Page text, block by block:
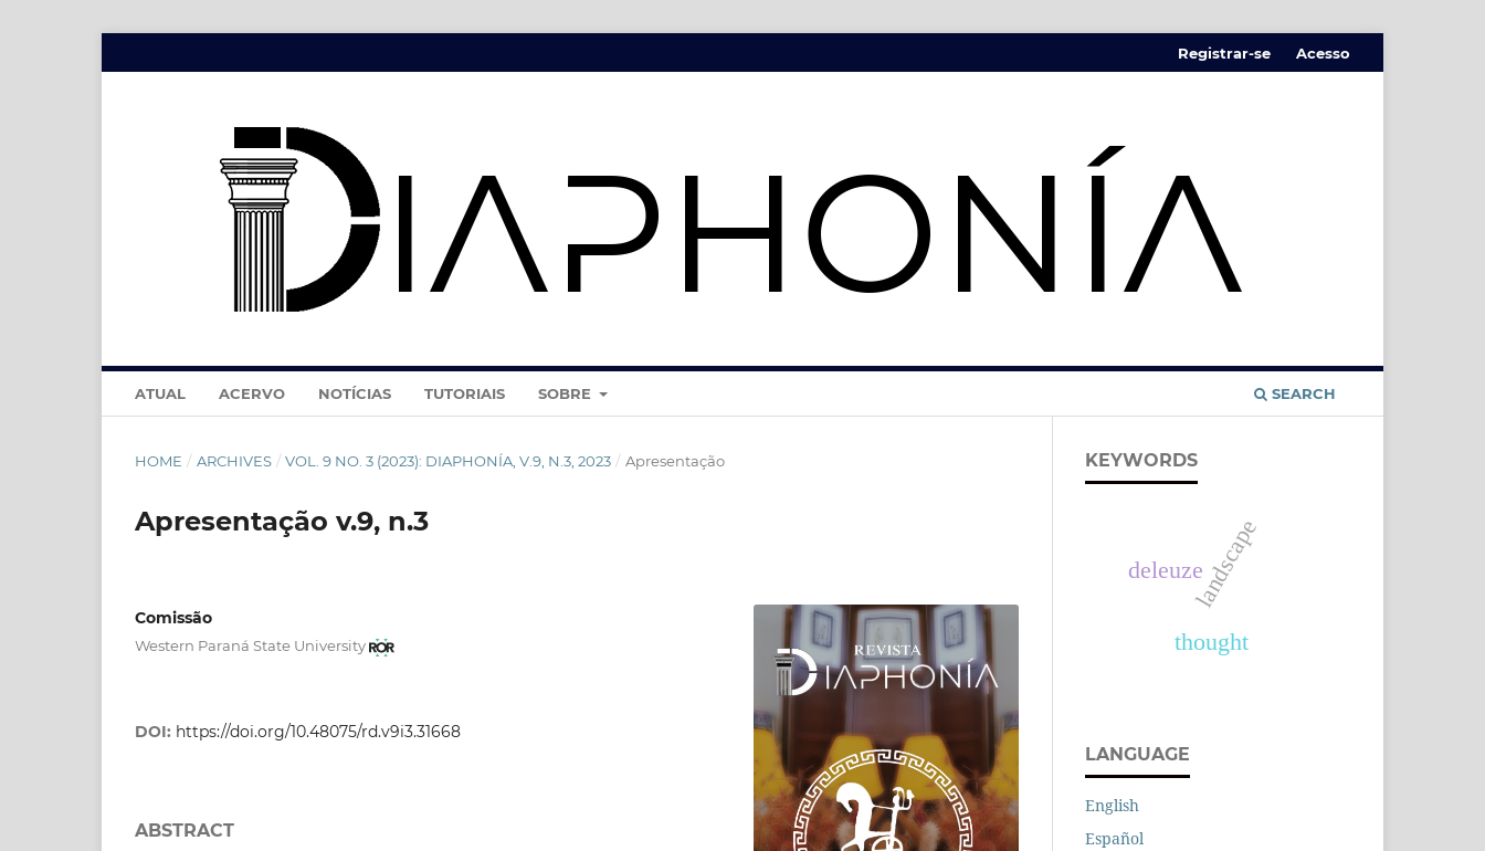
ATUAL ACERVO NOTÍCIAS TUTORIAIS SOBRE SEARCH
Registrar-se Acesso
HOME / ARCHIVES / VOL. 9 NO. 3 (2023): DIAPHONÍA, V.9, N.3, 2023 / Apresentação
Apresentação v.9, n.3
Comissão
Western Paraná State University
DOI: https://doi.org/10.48075/rd.v9i3.31668
ABSTRACT
KEYWORDS
deleuzelandscape
thought
LANGUAGE
English
Español